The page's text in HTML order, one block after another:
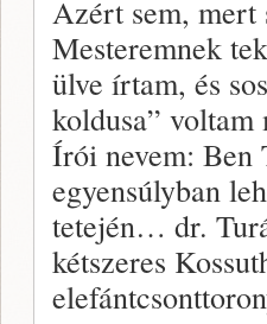
Azért sem, mert
Mesteremnek
ülve írtam, és
koldusa”
Írói nevem: Ben
egyensúlyban
tetején… dr.
kétszeres